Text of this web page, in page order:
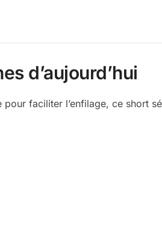
d’aujourd’hui
faciliter l’enfilage, ce short